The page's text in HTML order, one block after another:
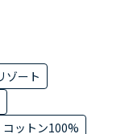
ゾート
コットン100%